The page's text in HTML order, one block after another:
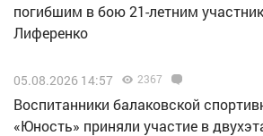
погибшим в бою 21-летним
Лиференко
05.08.2026 14:57 2367
Воспитанники балаковской
«Юность» приняли участие в